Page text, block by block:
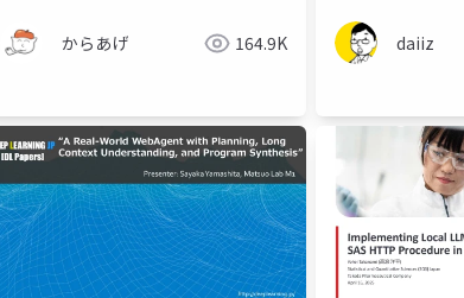
からあげ 164.9K daiiz